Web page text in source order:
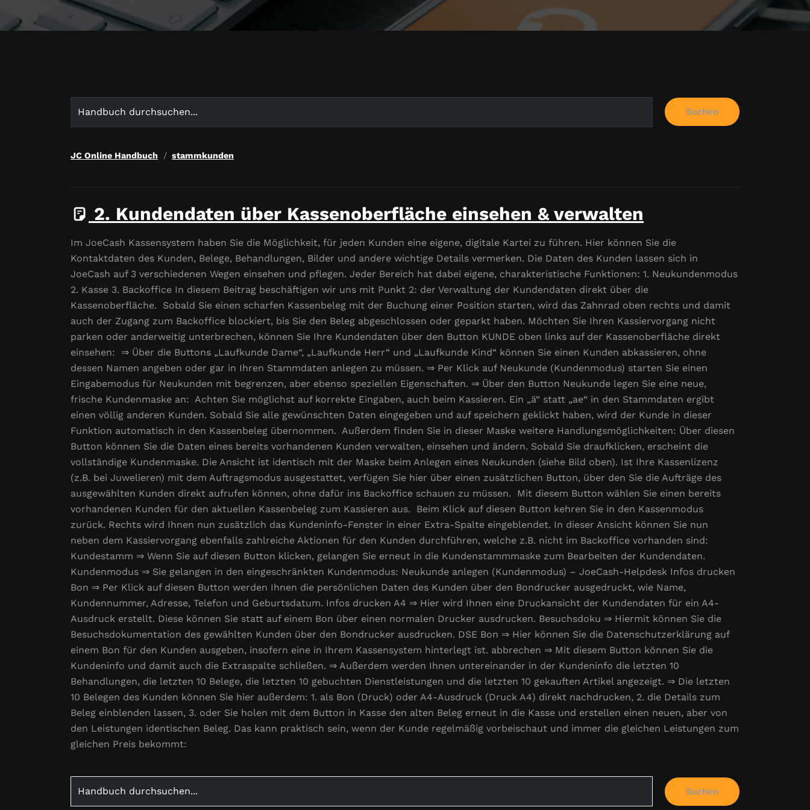
for:
Suchen
JC Online Handbuch stammkunden
2. Kundendaten über Kassenoberfläche einsehen & verwalten
Im JoeCash Kassensystem haben Sie die Möglichkeit, für jeden Kunden eine eigene, digitale Kartei zu führen. Hier können Sie die
Kontaktdaten des Kunden, Belege, Behandlungen, Bilder und andere wichtige Details vermerken. Die Daten des Kunden lassen sich in
JoeCash auf 3 verschiedenen Wegen einsehen und pflegen. Jeder Bereich hat dabei eigene, charakteristische Funktionen: 1. Neukundenmodus
2. Kasse 3. Backoffice In diesem Beitrag beschäftigen wir uns mit Punkt 2: der Verwaltung der Kundendaten direkt über die
Kassenoberfläche. Sobald Sie einen scharfen Kassenbeleg mit der Buchung einer Position starten, wird das Zahnrad oben rechts und damit
auch der Zugang zum Backoffice blockiert, bis Sie den Beleg abgeschlossen oder geparkt haben. Möchten Sie Ihren Kassiervorgang nicht
parken oder anderweitig unterbrechen, können Sie Ihre Kundendaten über den Button KUNDE oben links auf der Kassenoberfläche direkt
einsehen: ⇒ Über die Buttons „Laufkunde Dame“, „Laufkunde Herr“ und „Laufkunde Kind“ können Sie einen Kunden abkassieren, ohne
dessen Namen angeben oder gar in Ihren Stammdaten anlegen zu müssen. ⇒ Per Klick auf Neukunde (Kundenmodus) starten Sie einen
Eingabemodus für Neukunden mit begrenzen, aber ebenso speziellen Eigenschaften. ⇒ Über den Button Neukunde legen Sie eine neue,
frische Kundenmaske an: Achten Sie möglichst auf korrekte Eingaben, auch beim Kassieren. Ein „ä“ statt „ae“ in den Stammdaten ergibt
einen völlig anderen Kunden. Sobald Sie alle gewünschten Daten eingegeben und auf speichern geklickt haben, wird der Kunde in dieser
Funktion automatisch in den Kassenbeleg übernommen. Außerdem finden Sie in dieser Maske weitere Handlungsmöglichkeiten: Über diesen
Button können Sie die Daten eines bereits vorhandenen Kunden verwalten, einsehen und ändern. Sobald Sie draufklicken, erscheint die
vollständige Kundenmaske. Die Ansicht ist identisch mit der Maske beim Anlegen eines Neukunden (siehe Bild oben). Ist Ihre Kassenlizenz
(z.B. bei Juwelieren) mit dem Auftragsmodus ausgestattet, verfügen Sie hier über einen zusätzlichen Button, über den Sie die Aufträge des
ausgewählten Kunden direkt aufrufen können, ohne dafür ins Backoffice schauen zu müssen. Mit diesem Button wählen Sie einen bereits
vorhandenen Kunden für den aktuellen Kassenbeleg zum Kassieren aus. Beim Klick auf diesen Button kehren Sie in den Kassenmodus
zurück. Rechts wird Ihnen nun zusätzlich das Kundeninfo-Fenster in einer Extra-Spalte eingeblendet. In dieser Ansicht können Sie nun
neben dem Kassiervorgang ebenfalls zahlreiche Aktionen für den Kunden durchführen, welche z.B. nicht im Backoffice vorhanden sind:
Kundestamm ⇒ Wenn Sie auf diesen Button klicken, gelangen Sie erneut in die Kundenstammmaske zum Bearbeiten der Kundendaten.
Kundenmodus ⇒ Sie gelangen in den eingeschränkten Kundenmodus: Neukunde anlegen (Kundenmodus) – JoeCash-Helpdesk Infos drucken
Bon ⇒ Per Klick auf diesen Button werden Ihnen die persönlichen Daten des Kunden über den Bondrucker ausgedruckt, wie Name,
Kundennummer, Adresse, Telefon und Geburtsdatum. Infos drucken A4 ⇒ Hier wird Ihnen eine Druckansicht der Kundendaten für ein A4-
Ausdruck erstellt. Diese können Sie statt auf einem Bon über einen normalen Drucker ausdrucken. Besuchsdoku ⇒ Hiermit können Sie die
Besuchsdokumentation des gewählten Kunden über den Bondrucker ausdrucken. DSE Bon ⇒ Hier können Sie die Datenschutzerklärung auf
einem Bon für den Kunden ausgeben, insofern eine in Ihrem Kassensystem hinterlegt ist. abbrechen ⇒ Mit diesem Button können Sie die
Kundeninfo und damit auch die Extraspalte schließen. ⇒ Außerdem werden Ihnen untereinander in der Kundeninfo die letzten 10
Behandlungen, die letzten 10 Belege, die letzten 10 gebuchten Dienstleistungen und die letzten 10 gekauften Artikel angezeigt. ⇒ Die letzten
10 Belegen des Kunden können Sie hier außerdem: 1. als Bon (Druck) oder A4-Ausdruck (Druck A4) direkt nachdrucken, 2. die Details zum
Beleg einblenden lassen, 3. oder Sie holen mit dem Button in Kasse den alten Beleg erneut in die Kasse und erstellen einen neuen, aber von
den Leistungen identischen Beleg. Das kann praktisch sein, wenn der Kunde regelmäßig vorbeischaut und immer die gleichen Leistungen zum
gleichen Preis bekommt:
for:
Suchen